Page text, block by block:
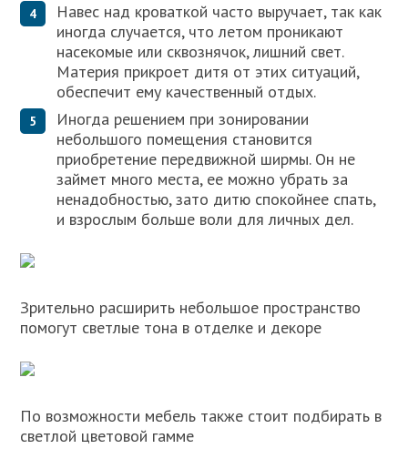
Навес над кроваткой часто выручает, так как
иногда случается, что летом проникают
насекомые или сквознячок, лишний свет.
Материя прикроет дитя от этих ситуаций,
обеспечит ему качественный отдых.
Иногда решением при зонировании
небольшого помещения становится
приобретение передвижной ширмы. Он не
займет много места, ее можно убрать за
ненадобностью, зато дитю спокойнее спать,
и взрослым больше воли для личных дел.
Зрительно расширить небольшое пространство
помогут светлые тона в отделке и декоре
По возможности мебель также стоит подбирать в
светлой цветовой гамме